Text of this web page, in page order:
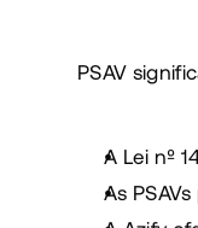
PSAV
A Lei nº
As